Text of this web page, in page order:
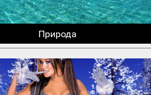
Природа